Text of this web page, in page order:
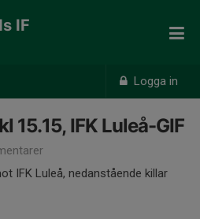
Logga in
IF
15.15, IFK Luleå-GIF
IFK Luleå, nedanstående killar